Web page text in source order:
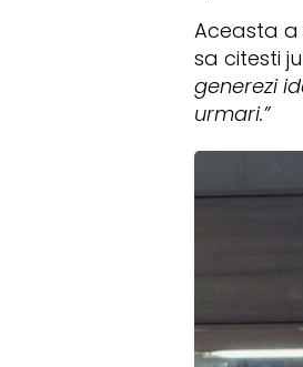
Aceasta
sa citesti
generezi
urmari.”